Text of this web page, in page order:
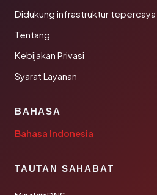
Didukung infrastruktur tepercaya
Tentang
Kebijakan Privasi
Syarat Layanan
BAHASA
Bahasa Indonesia
TAUTAN SAHABAT